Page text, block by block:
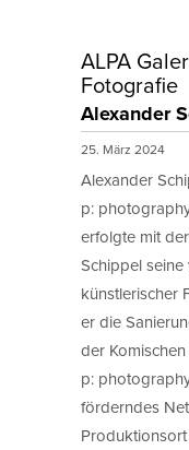
ALPA
Fotografie
Alexander
25. März 2024
Alexander
p:
erfolgte mit
Schippel
künstlerischer
er die
der
p:
förderndes